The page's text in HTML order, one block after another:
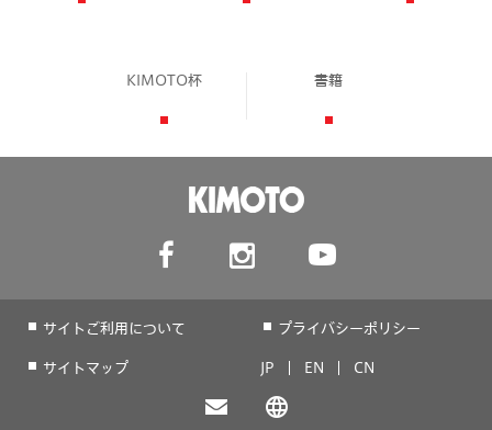
KIMOTO杯 書籍
サイトご利用について
プライバシーポリシー
サイトマップ
JP EN CN